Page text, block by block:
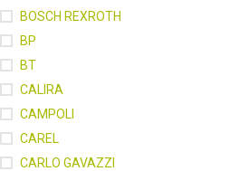
BOSCH REXROTH
BP
BT
CALIRA
CAMPOLI
CAREL
CARLO GAVAZZI